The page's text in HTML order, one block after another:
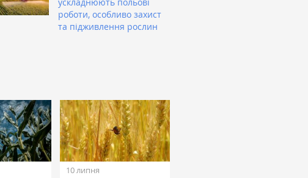
роботи, особливо захист
та підживлення рослин
10 липня